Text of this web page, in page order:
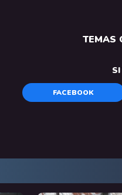
TEMAS
FACEBOOK